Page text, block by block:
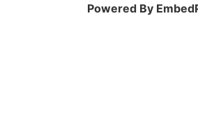
Powered By